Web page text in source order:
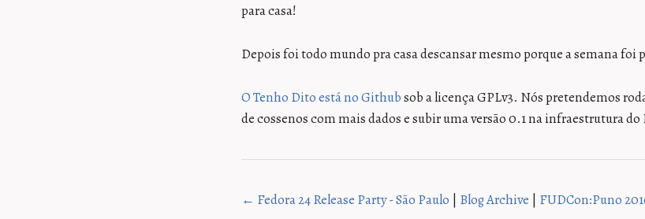
para casa!
Depois foi todo mundo pra casa descansar mesmo porque a semana foi
O Tenho Dito está no Githubsob a licença GPLv3. Nós pretendemos
de cossenos com mais dados e subir uma versão 0.1 na infraestrutura
← Fedora 24 Release Party - São Paulo | Blog Archive | FUDCon:Puno